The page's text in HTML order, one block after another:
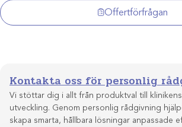
mängd
Offertförfrågan
Kontakta oss för personlig
Vi stöttar dig i allt från produktval till
utveckling. Genom personlig rådgivning
skapa smarta, hållbara lösningar anpassade